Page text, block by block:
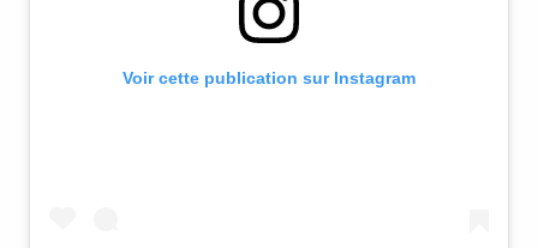
Voir cette publication sur Instagram